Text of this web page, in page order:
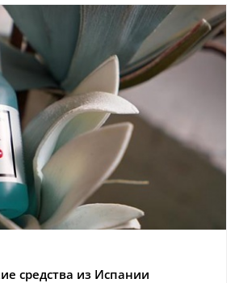
средства из Испании